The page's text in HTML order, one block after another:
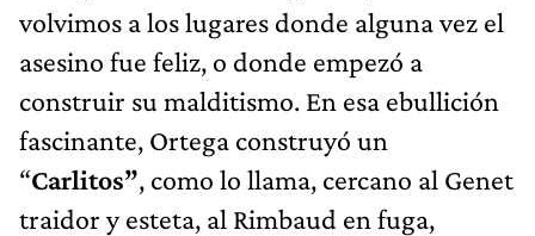
volvimos a los lugares donde alguna vez el
asesino fue feliz, o donde empezó a
construir su malditismo. En esa ebullición
fascinante, Ortega construyó un
“Carlitos”, como lo llama, cercano al Genet
traidor y esteta, al Rimbaud en fuga,